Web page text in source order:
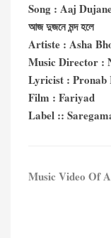
Song : Aaj
আজ দুজনে মন্দ হলে
Artiste : Asha
Music Director :
Lyricist : Pronab
Film : Fariyad
Label ::
Music Video Of